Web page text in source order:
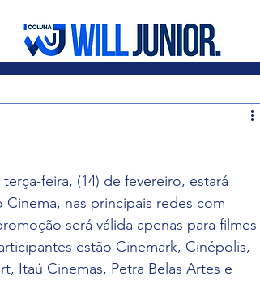
em foco Notícias
feira, (14) de fevereiro, estará
nas principais redes com
será válida apenas para filmes
estão Cinemark, Cinépolis,
Itaú Cinemas, Petra Belas Artes e